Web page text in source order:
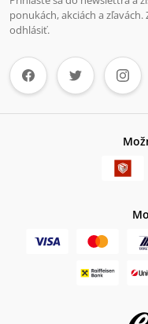
ponukách, akciách a
odhlásiť.